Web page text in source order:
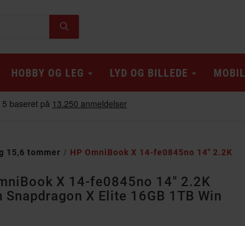
HOBBY OG LEG LYD OG BILLEDE MOBIL
15,6 tommer
HP OmniBook X 14-fe0845no 14" 2.2K
X 14-fe0845no 14" 2.2K
Snapdragon X Elite 16GB 1TB Win